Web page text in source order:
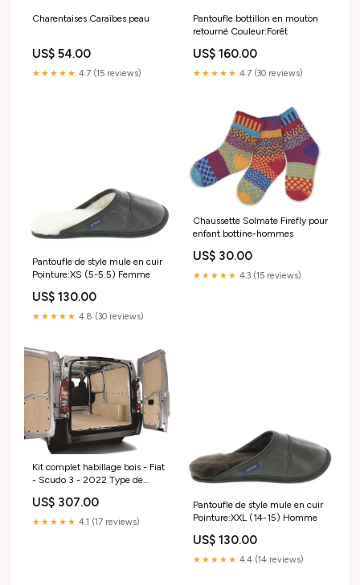
Charentaises Caraïbes peau
US$ 54.00
★★★★★ 4.7 (15 reviews)
Pantoufle bottillon en mouton
retourné Couleur:Forêt
US$ 160.00
★★★★★ 4.7 (30 reviews)
Pantoufle de style mule en cuir
Pointure:XS (5-5.5) Femme
US$ 130.00
★★★★★ 4.8 (30 reviews)
Chaussette Solmate Firefly pour
enfant bottine-hommes
US$ 30.00
★★★★★ 4.3 (15 reviews)
Kit complet habillage bois - Fiat
- Scudo 3 - 2022 Type de
plancher antidérapant agglo
US$ 307.00
★★★★★ 4.1 (17 reviews)
Pantoufle de style mule en cuir
Pointure:XXL (14-15) Homme
US$ 130.00
★★★★★ 4.4 (14 reviews)